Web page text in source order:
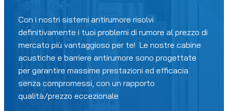
Con i nostri sistemi antirumore risolvi
definitivamente i tuoi problemi di rumore al prezzo di
mercato più vantaggioso per te! Le nostre cabine
acustiche e barriere antirumore sono progettate
per garantire massime prestazioni ed efficacia
senza compromessi, con un rapporto
qualità/prezzo eccezionale